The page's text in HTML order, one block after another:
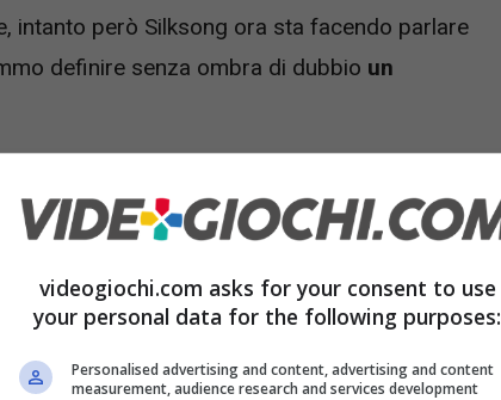
intanto però Silksong ora sta facendo parlare
definire senza ombra di dubbio un
Silksong che ci ricorda
non dobbiamo stare molto tempo a discutere.
prodotti più consumati, discussi, amati e alla
videogiochi.com asks for your consent to use
your personal data for the following purposes:
Personalised advertising and content, advertising and content
measurement, audience research and services development